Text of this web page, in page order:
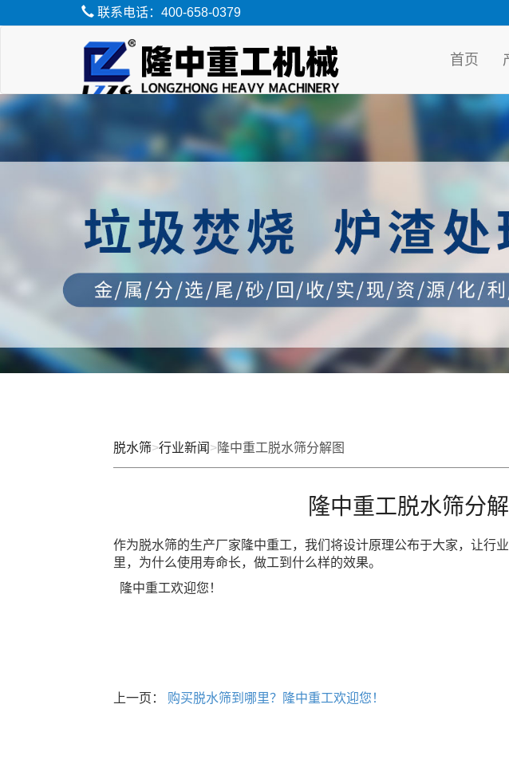
联系电话：400-658-0379
脱水筛
首页
脱水筛>行业新闻 >隆中重工脱水筛分解图
隆中重工脱水筛分
作为脱水筛的生产厂家隆中重工，我们将设计原理公布于大家，让行
里，为什么使用寿命长，做工到什么样的效果。
隆中重工欢迎您！
上一页： 购买脱水筛到哪里？隆中重工欢迎您！